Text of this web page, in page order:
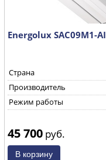
Energolux SAC09M1-AI
Страна
Производитель
Режим работы
45 700 руб.